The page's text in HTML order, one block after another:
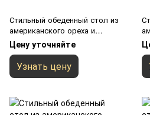
Стильный обеденный стол из
американского ореха и
эпоксидной смолы
Цену уточняйте
Узнать цену